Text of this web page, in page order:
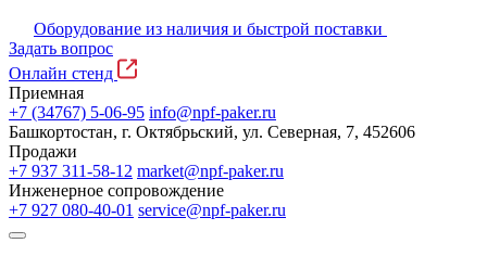
Оборудование из наличия и быстрой поставки
Задать вопрос
Онлайн стенд
Приемная
+7 (34767) 5-06-95 info@npf-paker.ru
Башкортостан, г. Октябрьский, ул. Северная, 7, 452606
Продажи
+7 937 311-58-12 market@npf-paker.ru
Инженерное сопровождение
+7 927 080-40-01 service@npf-paker.ru